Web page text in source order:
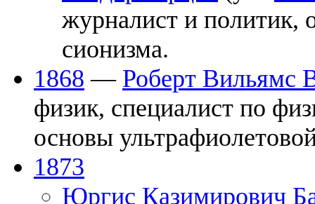
журналист и политик,
сионизма.
1868 — Роберт Вильямс
физик, специалист по
основы
1873
Юргис Казимирович